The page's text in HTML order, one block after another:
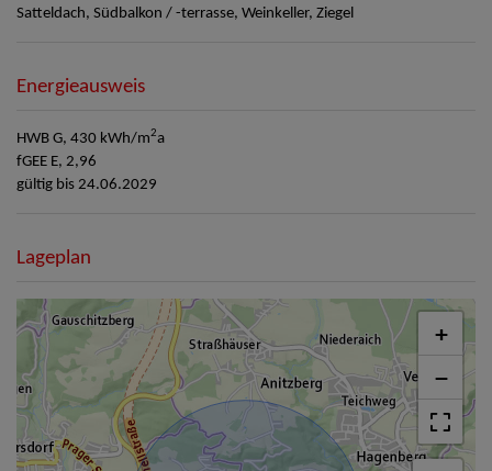
Satteldach Südbalkon / -terrasse Weinkeller Ziegel
Energieausweis
HWB G, 430 kWh/m2a
fGEE E, 2,96
gültig bis 24.06.2029
Lageplan
+
−